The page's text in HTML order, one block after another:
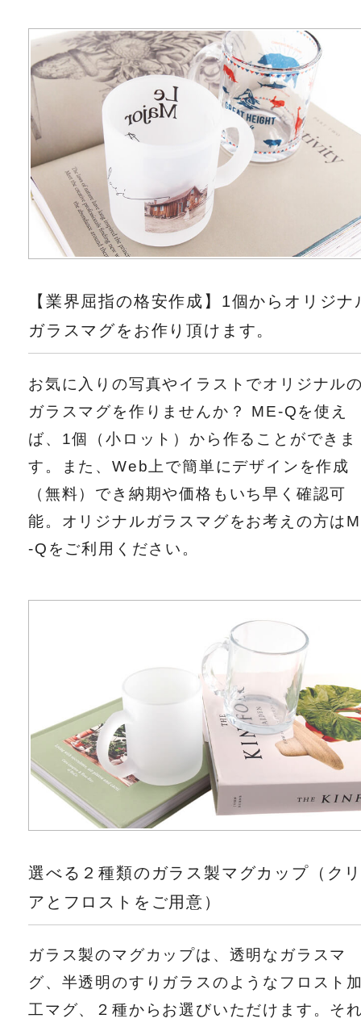
【業界屈指の格安作成】1個からオリジナ
ガラスマグをお作り頂けます。
お気に入りの写真やイラストでオリジナル
ガラスマグを作りませんか？ ME-Qを使え
ば、1個（小ロット）から作ることができま
す。また、Web上で簡単にデザインを作成
（無料）でき納期や価格もいち早く確認可
能。オリジナルガラスマグをお考えの方は
-Qをご利用ください。
選べる２種類のガラス製マグカップ（ク
アとフロストをご用意）
ガラス製のマグカップは、透明なガラスマ
グ、半透明のすりガラスのようなフロスト
工マグ、２種からお選びいただけます。そ